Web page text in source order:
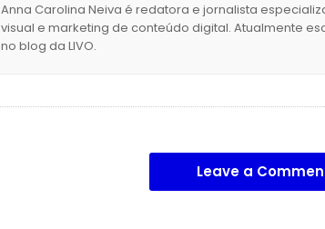
Anna Carolina Neiva é redatora e jornalista
visual e marketing de conteúdo digital. Atualmente
no blog da LIVO.
Leave a